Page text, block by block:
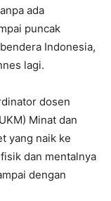
ada
puncak
Indonesia,
lagi.
dosen
Minat dan
yang naik ke
dan mentalnya
dengan